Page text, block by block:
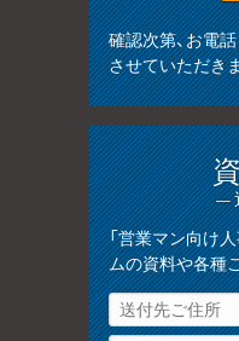
確認次第、お電
させていただき
—
「営業マン向け
ムの資料や各種